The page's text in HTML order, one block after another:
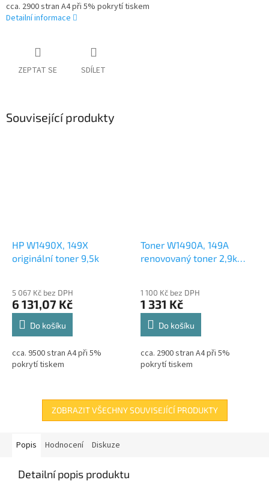
cca. 2900 stran A4 při 5% pokrytí tiskem
Detailní informace
ZEPTAT SE SDÍLET
Související produkty
HP W1490X, 149X
originální toner 9,5k
5 067 Kč bez DPH
6 131,07 Kč
Do košíku
cca. 9500 stran A4 při 5%
pokrytí tiskem
Toner W1490A, 149A
renovovaný toner 2,9k
připojení k internetu)
1 100 Kč bez DPH
1 331 Kč
Do košíku
cca. 2900 stran A4 při 5%
pokrytí tiskem
ZOBRAZIT VŠECHNY SOUVISEJÍCÍ PRODUKTY
Popis Hodnocení Diskuze
Detailní popis produktu